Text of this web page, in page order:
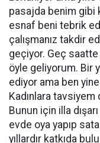
pasajda benim gibi
esnaf beni tebrik
çalışmanız takdir
geçiyor. Geç
öyle geliyorum. Bir
ediyor ama ben
Kadınlara tavsiyem
Bunun için illa
evde oya yapıp
yıllardır katkıda